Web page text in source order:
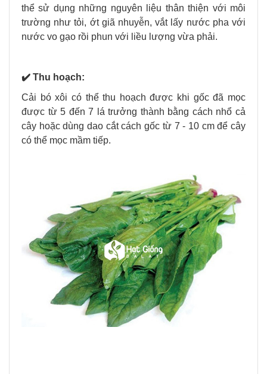
thể sử dụng những nguyên liệu thân thiện với môi
trường như tỏi, ớt giã nhuyễn, vắt lấy nước pha với
nước vo gạo rồi phun với liều lượng vừa phải.
✔️ Thu hoạch:
Cải bó xôi có thể thu hoạch được khi gốc đã mọc
được từ 5 đến 7 lá trưởng thành bằng cách nhổ cả
cây hoặc dùng dao cắt cách gốc từ 7 - 10 cm để cây
có thể mọc mầm tiếp.